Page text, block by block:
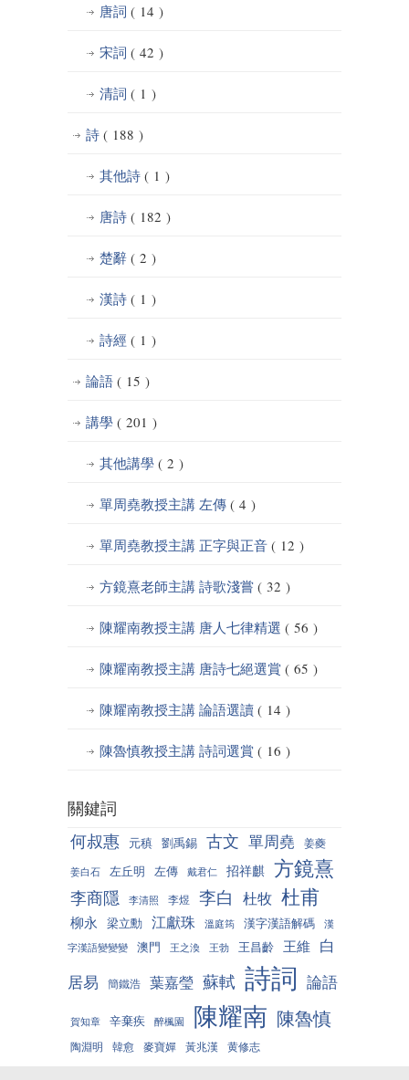
唐詞 ( 14 )
宋詞 ( 42 )
清詞 ( 1 )
詩 ( 188 )
其他詩 ( 1 )
唐詩 ( 182 )
楚辭 ( 2 )
漢詩 ( 1 )
詩經 ( 1 )
論語 ( 15 )
講學 ( 201 )
其他講學 ( 2 )
單周堯教授主講 左傳 ( 4 )
單周堯教授主講 正字與正音 ( 12 )
方鏡熹老師主講 詩歌淺嘗 ( 32 )
陳耀南教授主講 唐人七律精選 ( 56 )
陳耀南教授主講 唐詩七絕選賞 ( 65 )
陳耀南教授主講 論語選讀 ( 14 )
陳魯慎教授主講 詩詞選賞 ( 16 )
關鍵詞
何叔惠 元稹 劉禹錫 古文 單周堯 姜夔
姜白石 左丘明 左傳 戴君仁 招祥麒 方鏡熹
李商隱 李清照 李煜 李白 杜牧 杜甫
柳永 梁立勳 江獻珠 溫庭筠 漢字漢語解碼
漢
字漢語變變變
澳門 王之渙 王勃 王昌齡 王維 白
居易
簡鐵浩 葉嘉瑩 蘇軾 詩詞 論語
賀知章 辛棄疾 醉楓園 陳耀南 陳魯慎
陶淵明 韓愈 麥寶嬋 黃兆漢 黄修志